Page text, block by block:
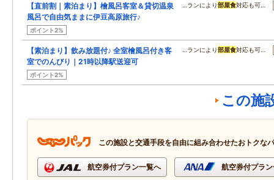
【直前割｜素泊まり】檜風呂客室＆貸切温泉
風呂で自由気ままに伊豆高原旅行♪
ポイント2%
…ランにより部屋食対応も可…
【素泊まり】飲み放題付♪ 全室檜風呂付き客
室でのんびり｜21時以降駅送迎可
ポイント2%
…ランにより部屋食対応も可…
この施
この施設と交通手段を自由に組み合わせたおトクな
航空券付プラン一覧へ 航空券付プラ